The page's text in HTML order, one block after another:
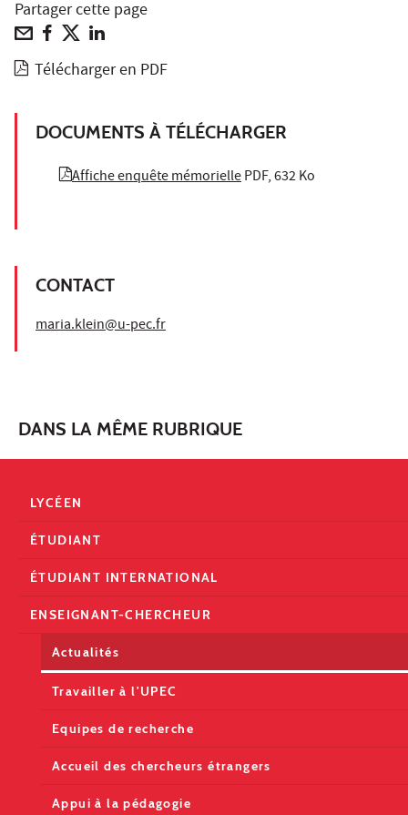
Partager cette page
Télécharger en PDF
DOCUMENTS À TÉLÉCHARGER
Affiche enquête mémoriellePDF, 632 Ko
CONTACT
maria.klein@u-pec.fr
DANS LA MÊME RUBRIQUE
LYCÉEN
ÉTUDIANT
ÉTUDIANT INTERNATIONAL
ENSEIGNANT-CHERCHEUR
Actualités
Travailler à l'UPEC
Equipes de recherche
Accueil des chercheurs étrangers
Appui à la pédagogie